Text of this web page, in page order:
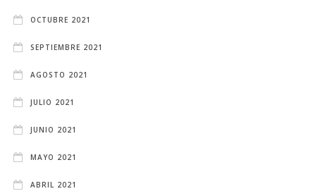
OCTUBRE 2021
SEPTIEMBRE 2021
AGOSTO 2021
JULIO 2021
JUNIO 2021
MAYO 2021
ABRIL 2021